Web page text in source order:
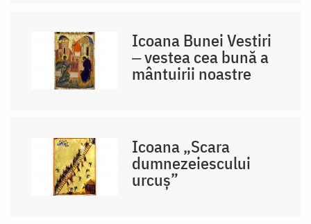
Icoana Bunei Vestiri
‒ vestea cea bună a
mântuirii noastre
Icoana „Scara
dumnezeiescului
urcuș”